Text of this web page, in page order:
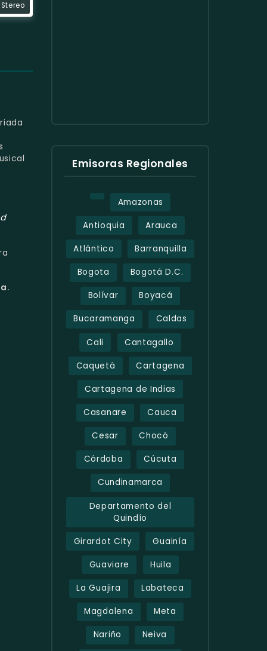
Emisoras Regionales
Amazonas
Antioquia Arauca
Atlántico Barranquilla
Bogota Bogotá D.C.
Bolívar Boyacá
Bucaramanga Caldas
Cali Cantagallo
Caquetá Cartagena
Cartagena de Indias
Casanare Cauca
Cesar Chocó
Córdoba Cúcuta
Cundinamarca
Departamento del
Quindío
Girardot City Guainía
Guaviare Huila
La Guajira Labateca
Magdalena Meta
Nariño Neiva